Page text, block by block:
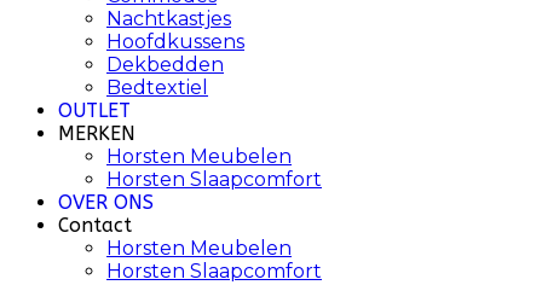
Nachtkastjes
Hoofdkussens
Dekbedden
Bedtextiel
OUTLET
MERKEN
Horsten Meubelen
Horsten Slaapcomfort
OVER ONS
Contact
Horsten Meubelen
Horsten Slaapcomfort